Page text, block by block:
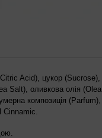
Acid), цукор (Sucrose),
Salt), оливкова олія (Olea
композиція (Parfum),
Cinnamic.